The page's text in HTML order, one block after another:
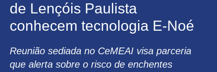
de Lençóis Paulista
conhecem tecnologia E-Noé
Reunião sediada no CeMEAI visa parceria
que alerta sobre o risco de enchentes